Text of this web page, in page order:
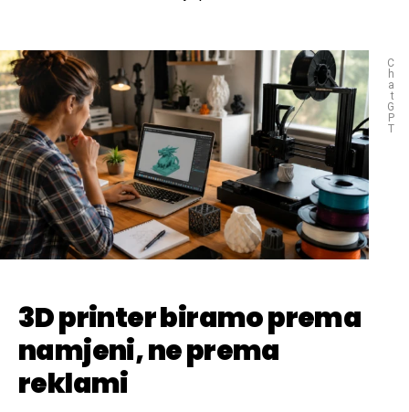
C
h
a
t
G
P
T
3D printer biramo prema
namjeni, ne prema
reklami